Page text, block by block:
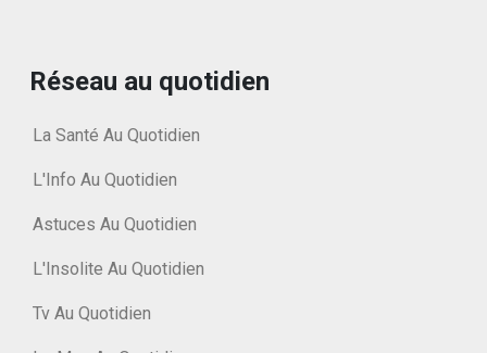
Réseau au quotidien
La Santé Au Quotidien
L'Info Au Quotidien
Astuces Au Quotidien
L'Insolite Au Quotidien
Tv Au Quotidien